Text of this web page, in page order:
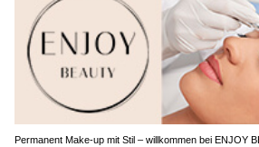
Permanent Make-up mit Stil – willkommen bei ENJOY